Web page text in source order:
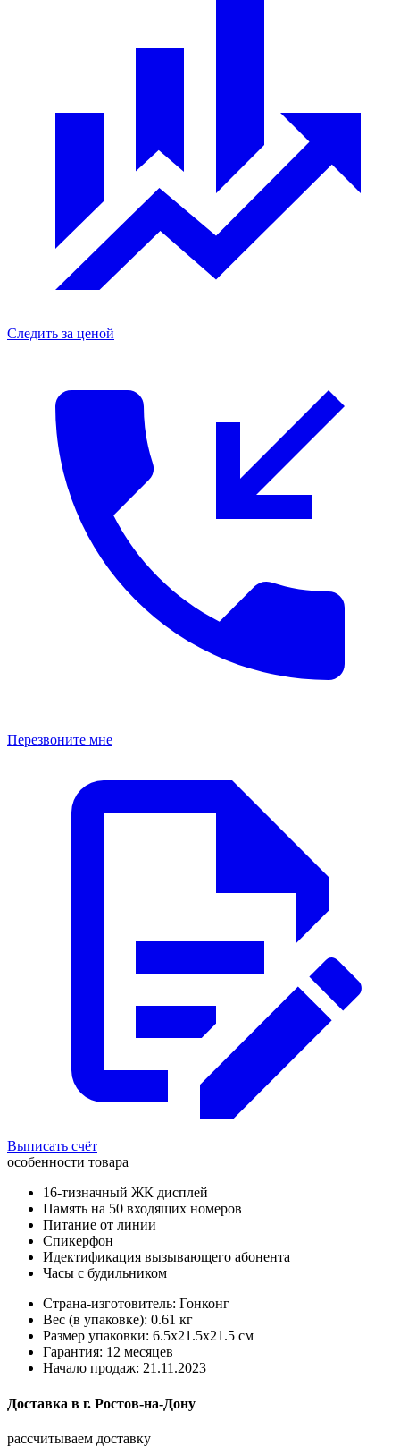
Следить за ценой
Перезвоните мне
Выписать счёт
особенности товара
16-тизначный ЖК дисплей
Память на 50 входящих номеров
Питание от линии
Спикерфон
Идектификация вызывающего абонента
Часы с будильником
Страна-изготовитель: Гонконг
Вес (в упаковке): 0.61 кг
Размер упаковки: 6.5x21.5x21.5 см
Гарантия: 12 месяцев
Начало продаж: 21.11.2023
Доставка в г. Ростов-на-Дону
рассчитываем доставку